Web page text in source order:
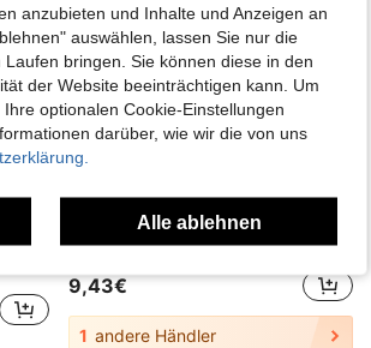
9,43€
1 andere Händler
anzubieten und Inhalte und Anzeigen an
auswählen, lassen Sie nur die
bringen. Sie können diese in den
der Website beeinträchtigen kann. Um
optionalen Cookie-Einstellungen
darüber, wie wir die von uns
Alle ablehnen